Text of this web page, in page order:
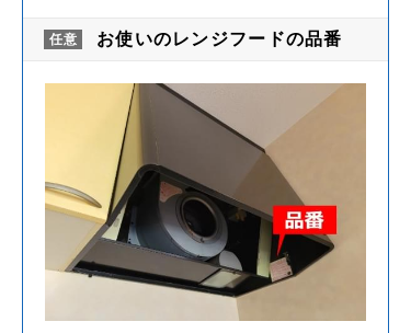
お使いのレンジフードの品番